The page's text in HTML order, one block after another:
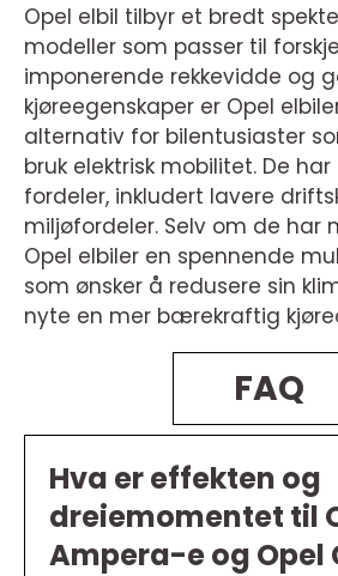
Opel elbil tilbyr et bredt
modeller som passer til
imponerende rekkevidde og
kjøreegenskaper er Opel
alternativ for bilentusiaster
bruk elektrisk mobilitet. De
fordeler, inkludert lavere
miljøfordeler. Selv om de har
Opel elbiler en spennende
som ønsker å redusere sin
nyte en mer bærekraftig
FAQ
Hva er effekten og
dreiemomentet til
Ampera-e og Opel